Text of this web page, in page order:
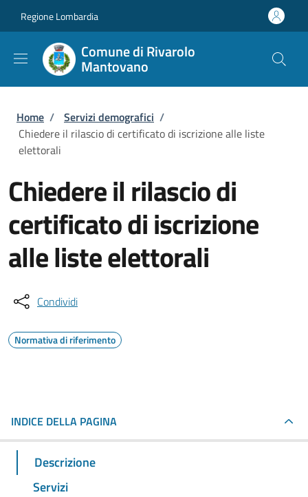
Regione Lombardia
Comune di Rivarolo
Mantovano
Briciole di pane
Home / Servizi demografici /
Chiedere il rilascio di certificato di iscrizione alle liste
elettorali
Chiedere il rilascio di
certificato di iscrizione
alle liste elettorali
Condividi
Normativa di riferimento
INDICE DELLA PAGINA
Descrizione
Servizi